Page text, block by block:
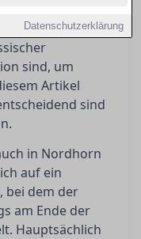
Datenschutzerklärung
Käufer
ob
sind, um
Artikel
sind
in Nordhorn
auf ein
bei dem der
am Ende der
Hauptsächlich